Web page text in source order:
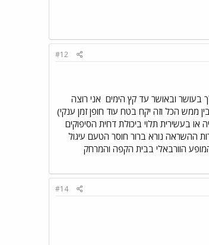
#12
בעושר ובאושר עד קץ הימים אני רוצה
הכל וזה יקח בטח עוד חופן זמן ענקי)
בעשירית תלוי ביכולת דחית הסיפוקים
ההשראה נורא ברור חוסר הטעם עיגול
הוורבאלי בבית הקפה והמרחק
#14